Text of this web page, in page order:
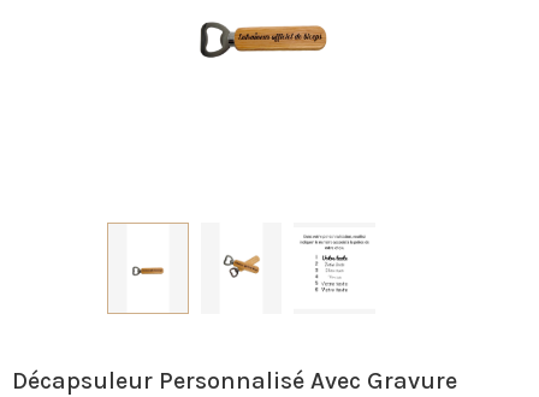
Décapsuleur Personnalisé Avec Gravure